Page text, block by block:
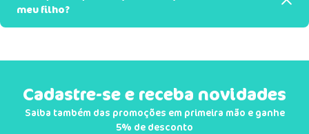
meu filho?
Cadastre-se e receba novidades
Saiba também das promoções em primeira mão e ganhe
5% de desconto